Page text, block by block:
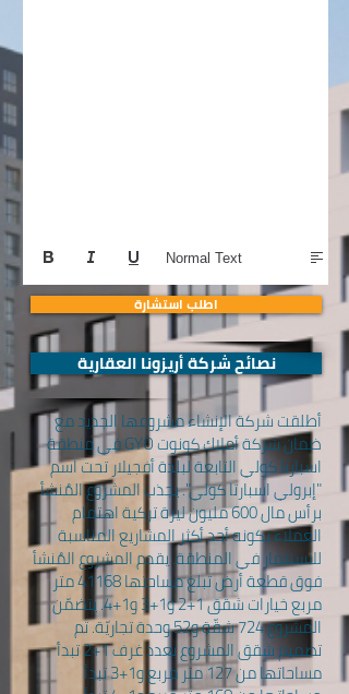
Normal Text
أطلقت شركة الإنشاء مشروعها الجديد مع
ضمان شركة أملاك كونوت GYO في منطقة
اسبارتا كولي التابعة لبلدة أفجيلار تحت اسم
"إبرولي اسبارتا كولي". يجذب المشروع المُنشأ
برأس مال 600 مليون ليرة تركية اهتمام
العملاء بكونه أحد أكثر المشاريع المناسبة
للاستثمار في المنطقة. يقدم المشروع المُنشأ
فوق قطعة أرض تبلغ مساحتها 41168 متر
مربع خيارات شقق 1+2 و1+3 و1+4. يتضمّن
المشروع 724 شقّة و52 وحدة تجاريّة. تم
تصميم شقق المشروع بعدد غرف 1+2 تبدأ
مساحاتها من 127 متر مربع و1+3 تبدأ
نصائح شركة أريزونا العقارية
اطلب استشارة